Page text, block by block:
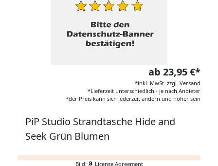
ab 23,95 €*
*inkl. MwSt. zzgl. Versand
*Lieferzeit unterschiedlich - je nach Anbieter
*der Preis kann sich jederzeit ändern und höher sein
PiP Studio Strandtasche Hide and
Seek Grün Blumen
Bild: License Agreement